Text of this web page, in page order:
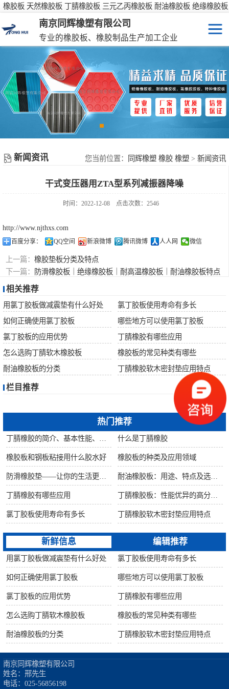
橡胶板 天然橡胶板 丁腈橡胶板 三元乙丙橡胶板 耐油橡胶板 绝缘橡胶板
南京同辉橡塑有限公司
专业的橡胶板、橡胶制品生产加工企业
新闻资讯 您当前位置： 同辉橡塑 橡胶 橡塑 > 新闻资讯
干式变压器用ZTA型系列减振器降噪
时间：2022-12-08 点击次数：2546
http://www.njthxs.com
百度分享： QQ空间 新浪微博 腾讯微博 人人网 微信
上一篇： 橡胶垫板分类及特点
下一篇：
防滑橡胶板｜绝缘橡胶板｜耐高温橡胶板｜耐油橡胶板特点
相关推荐
用氯丁胶板做减震垫有什么好处
氯丁胶板使用寿命有多长
如何正确使用氯丁胶板
哪些地方可以使用氯丁胶板
氯丁胶板的应用优势
丁腈橡胶有哪些应用
怎么选购丁腈软木橡胶板
橡胶板的常见种类有哪些
耐油橡胶板的分类
丁腈橡胶软木密封垫应用特点
栏目推荐
热门推荐
什么是丁腈橡胶
橡胶板和钢板粘接用什么胶水好 橡胶板的种类及应用领域
丁腈橡胶有哪些应用
氯丁胶板使用寿命有多长 丁腈橡胶软木密封垫应用特点
新鲜信息 编辑推荐
用氯丁胶板做减震垫有什么好处 氯丁胶板使用寿命有多长
如何正确使用氯丁胶板 哪些地方可以使用氯丁胶板
氯丁胶板的应用优势 丁腈橡胶有哪些应用
怎么选购丁腈软木橡胶板 橡胶板的常见种类有哪些
耐油橡胶板的分类 丁腈橡胶软木密封垫应用特点
南京同辉橡塑有限公司
姓名：邢先生
电话：025-56856198
特种橡胶板
防滑橡胶垫
彩色橡胶垫
橡胶性能表